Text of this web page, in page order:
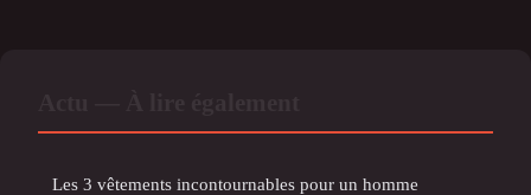
Les 3 vêtements incontournables pour un homme